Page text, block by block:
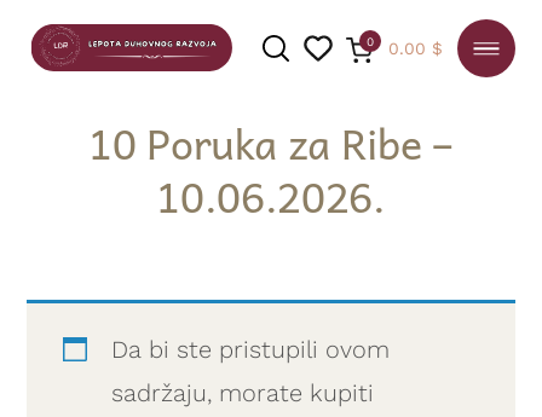
PRETRAGA
0 0.00 $
10 Poruka za Ribe –
10.06.2026.
Da bi ste pristupili ovom
sadržaju, morate kupiti